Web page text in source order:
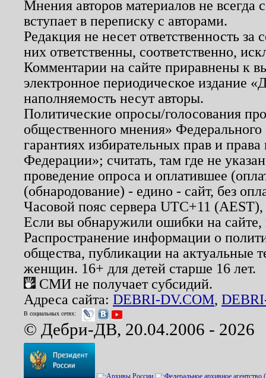
Мнения авторов материалов не
вступает в переписку с авторами.
Редакция не несет ответственность
них ответственны, соответственно,
Комментарии на сайте приравнены к
электронное периодическое издание
наполняемость несут авторы.
Политические опросы/голосования
общественного мнения»
гарантиях избирательных прав и
Федерации»; считать, там где не
проведение опроса и оплатившее
(обнародование) - едино - сайт, без
Часовой пояс сервера UTC+11
Если вы обнаружили ошибки на
Распространение информации о
общества, публикации на актуальные
женщин. 16+ для детей старше 16 лет.
СМИ не получает субсидий.
Адреса сайта: DEBRI-DV.COM,
В социальных сетях:
© Дебри-ДВ, 20.04.2006 - 2026